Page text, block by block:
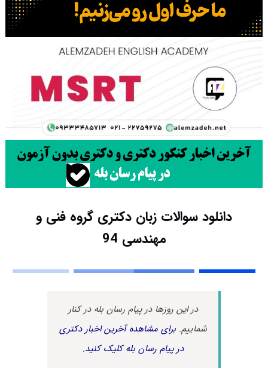
دانلود سوالات زبان دکتری گروه فنی و
مهندسی 94
در این روزها در پیام رسان بله در کنار
شماییم.برای مشاهده آخرین اخبار دکتری
در پیام رسان بله کلیک کنید.